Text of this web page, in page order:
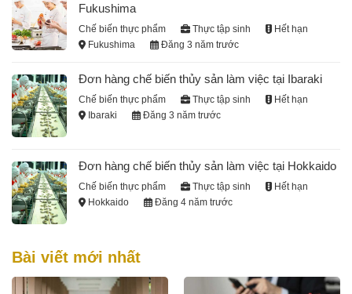
Fukushima
Chế biến thực phẩm Thực tập sinh
Hết hạn
Fukushima
Đăng 3 năm trước
Đơn hàng chế biến thủy sản làm việc tại Ibaraki
Chế biến thực phẩm Thực tập sinh
Hết hạn
Ibaraki
Đăng 3 năm trước
Đơn hàng chế biến thủy sản làm việc tại Hokkaido
Chế biến thực phẩm Thực tập sinh
Hết hạn
Hokkaido
Đăng 4 năm trước
Bài viết mới nhất